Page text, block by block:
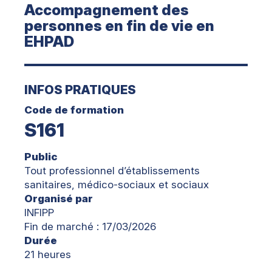
Accompagnement des
personnes en fin de vie en
EHPAD
INFOS PRATIQUES
Code de formation
S161
Public
Tout professionnel d’établissements
sanitaires, médico-sociaux et sociaux
Organisé par
INFIPP
Fin de marché : 17/03/2026
Durée
21 heures